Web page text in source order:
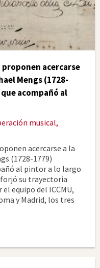
proponen acercarse
Mengs (1728-
acompañó al
musical,
acercarse a la
(1728-1779)
al pintor a lo largo
forjó su trayectoria
equipo del ICCMU,
y Madrid, los tres